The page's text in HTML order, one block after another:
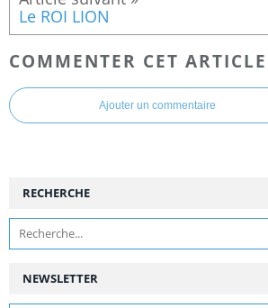
Le ROI LION
COMMENTER CET ARTICLE
Ajouter un commentaire
NEWSLETTER
RECHERCHE